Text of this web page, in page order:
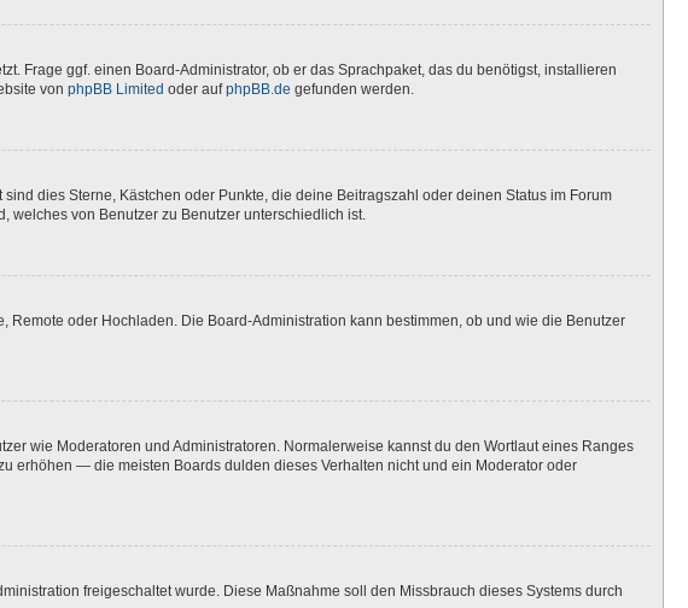
Frage ggf. einen Board-Administrator, ob er das Sprachpaket, das du benötigst, installieren
von phpBB Limited oder aufphpBB.de gefunden werden.
dies Sterne, Kästchen oder Punkte, die deine Beitragszahl oder deinen Status im Forum
welches von Benutzer zu Benutzer unterschiedlich ist.
Remote oder Hochladen. Die Board-Administration kann bestimmen, ob und wie die Benutzer
wie Moderatoren und Administratoren. Normalerweise kannst du den Wortlaut eines Ranges
erhöhen — die meisten Boards dulden dieses Verhalten nicht und ein Moderator oder
freigeschaltet wurde. Diese Maßnahme soll den Missbrauch dieses Systems durch